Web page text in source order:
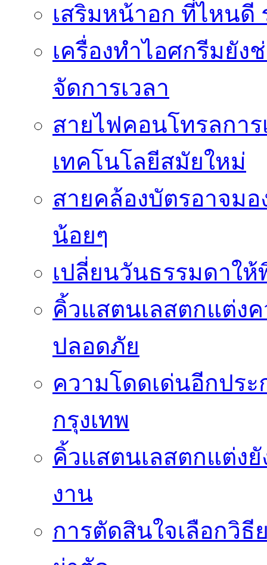
เสริมหน้าอก ที่ไหนดี
เครื่องทำไอศกรีมยัง
จัดการเวลา
สายไฟคอนโทรลกา
เทคโนโลยีสมัยใหม่
สายคล้องบัตรอาจมอ
น้อยๆ
เปลี่ยนวันธรรมดาใ
คิ้วแสตนเลสตกแต่ง
ปลอดภัย
ความโดดเด่นอีกปร
กรุงเทพ
คิ้วแสตนเลสตกแต่ง
งาน
การตัดสินใจเลือกวิ